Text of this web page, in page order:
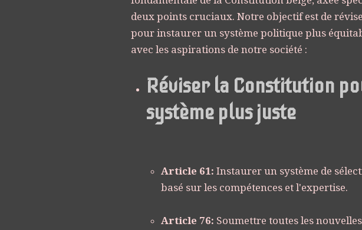
deux points cruciaux. Notre objectif est de
pour instaurer un système politique plus
avec les aspirations de notre société :
Réviser la Constitution
système plus juste
Article 61: Instaurer un système de
basé sur les compétences et l'expertise.
Article 76: Soumettre toutes les